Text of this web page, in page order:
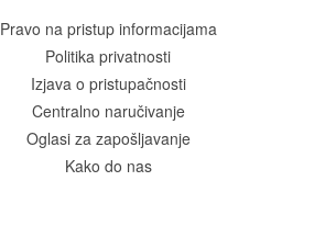
Pravo na pristup informacijama
Politika privatnosti
Izjava o pristupačnosti
Centralno naručivanje
Oglasi za zapošljavanje
Kako do nas